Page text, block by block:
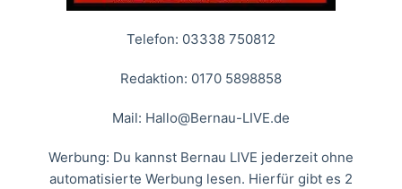
Telefon: 03338 750812
Redaktion: 0170 5898858
Mail: Hallo@Bernau-LIVE.de
Werbung: Du kannst Bernau LIVE jederzeit ohne
automatisierte Werbung lesen. Hierfür gibt es 2